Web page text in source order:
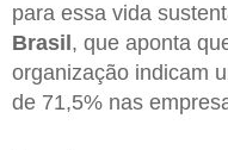
para essa vida
Brasil , que aponta
organização indicam
de 71,5% nas